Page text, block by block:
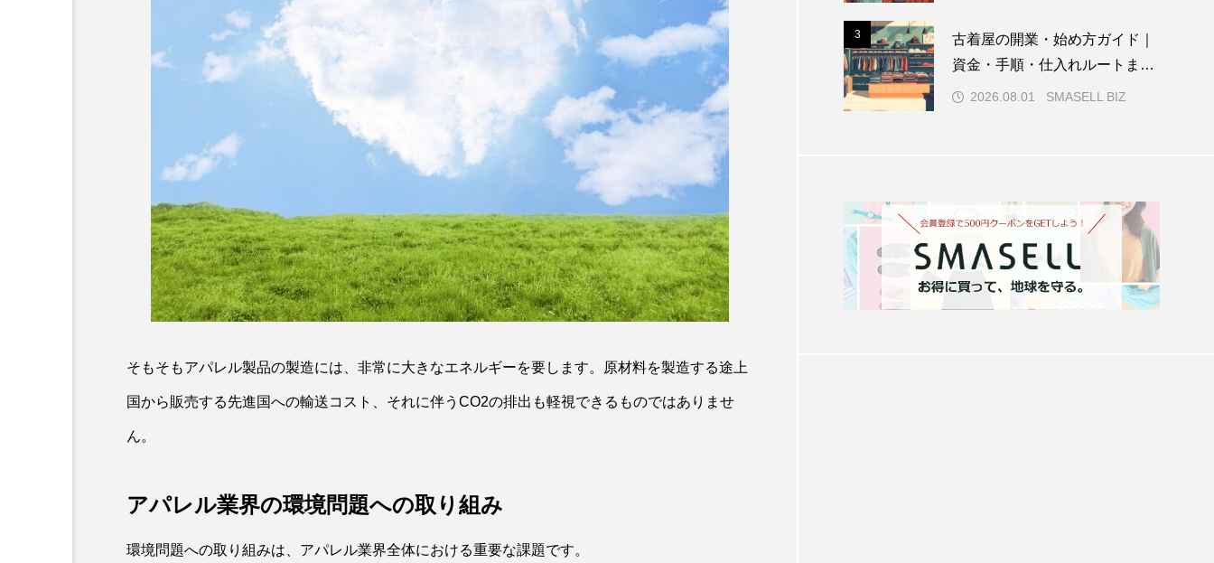
そもそもアパレル製品の製造には、非常に大きなエネルギーを要します。原材料を製造する途上
国から販売する先進国への輸送コスト、それに伴うCO2の排出も軽視できるものではありませ
ん。
アパレル業界の環境問題への取り組み
環境問題への取り組みは、アパレル業界全体における重要な課題です。
3
古着屋の開業・始め方ガイド｜
資金・手順・仕入れルートまで
実データで解説
2026.08.01 SMASELL BIZ